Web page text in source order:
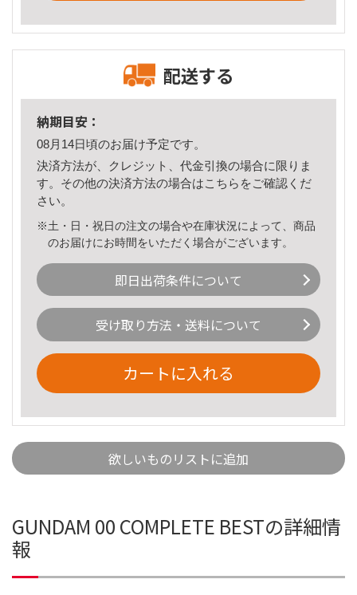
配送する
納期目安：
08月14日頃のお届け予定です。
決済方法が、クレジット、代金引換の場合に限りま
す。その他の決済方法の場合はこちら をご確認くだ
さい。
※土・日・祝日の注文の場合や在庫状況によって、商品
のお届けにお時間をいただく場合がございます。
即日出荷条件について
受け取り方法・送料について
カートに入れる
欲しいものリストに追加
GUNDAM 00 COMPLETE BESTの詳細情
報